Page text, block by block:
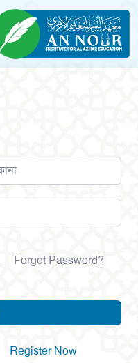
Forgot Password?
Register Now